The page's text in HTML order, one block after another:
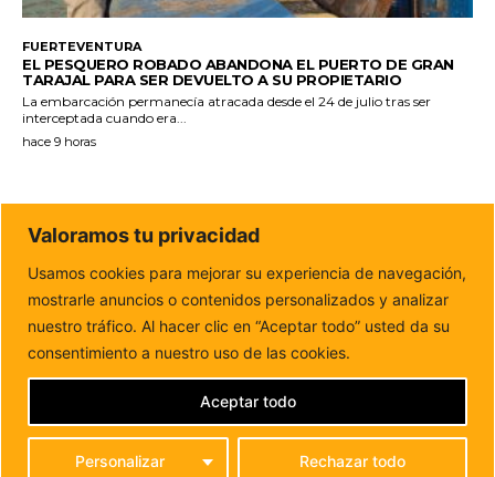
FUERTEVENTURA
EL PESQUERO ROBADO ABANDONA EL PUERTO DE GRAN
TARAJAL PARA SER DEVUELTO A SU PROPIETARIO
La embarcación permanecía atracada desde el 24 de julio tras ser
interceptada cuando era...
hace 9 horas